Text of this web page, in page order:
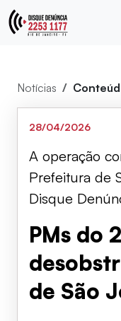
Notícias
28/04/2026
A operação
Prefeitura de
Disque
PMs do
de São